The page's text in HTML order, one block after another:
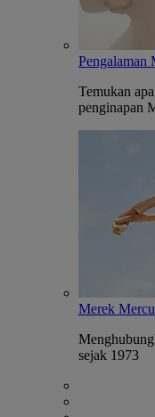
Pengalaman
Temukan
penginapan
Merek
sejak 1973